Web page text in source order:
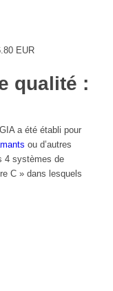
EUR
qualité :
a été établi pour
ou d’autres
4 systèmes de
C » dans lesquels